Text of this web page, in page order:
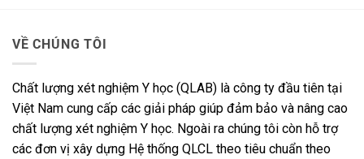
VỀ CHÚNG TÔI
Chất lượng xét nghiệm Y học (QLAB) là công ty đầu tiên tại
Việt Nam cung cấp các giải pháp giúp đảm bảo và nâng cao
chất lượng xét nghiệm Y học. Ngoài ra chúng tôi còn hỗ trợ
các đơn vị xây dựng Hệ thống QLCL theo tiêu chuẩn theo